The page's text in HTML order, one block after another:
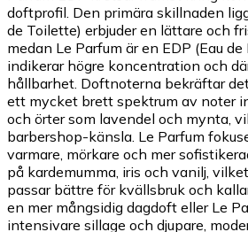
doftprofil. Den primära skillnaden
de Toilette) erbjuder en lättare och
medan Le Parfum är en EDP (Eau
indikerar högre koncentration och
hållbarhet. Doftnoterna bekräftar
ett mycket brett spektrum av noter
och örter som lavendel och mynta,
barbershop-känsla. Le Parfum
varmare, mörkare och mer
på kardemumma, iris och vanilj,
passar bättre för kvällsbruk och
en mer mångsidig dagdoft eller Le
intensivare sillage och djupare,